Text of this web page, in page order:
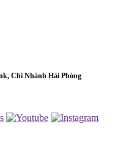
Chi Nhánh Hải Phòng